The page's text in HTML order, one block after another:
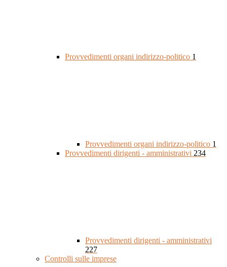
Provvedimenti organi indirizzo-politico 1
Provvedimenti organi indirizzo-politico 1
Provvedimenti dirigenti - amministrativi 234
Provvedimenti dirigenti - amministrativi
227
Controlli sulle imprese